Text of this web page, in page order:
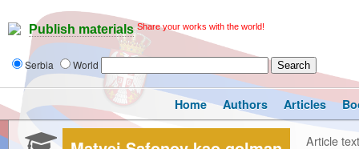
Publish materials Share your works with the world!
Serbia World
Home Authors Articles
Article text